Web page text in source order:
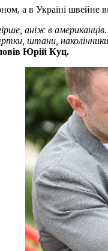
а в Україні швейне
аніж в
штани,
Юрій Куц.